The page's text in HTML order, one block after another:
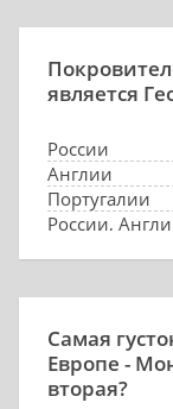
является
России
Англии
Португалии
Самая
Европе -
вторая?